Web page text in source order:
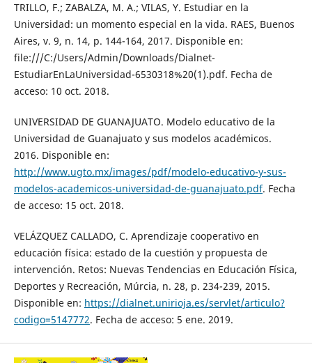
TRILLO, F.; ZABALZA, M. A.; VILAS, Y. Estudiar en la
Universidad: un momento especial en la vida. RAES, Buenos
Aires, v. 9, n. 14, p. 144-164, 2017. Disponible en:
file:///C:/Users/Admin/Downloads/Dialnet-
EstudiarEnLaUniversidad-6530318%20(1).pdf. Fecha de
acceso: 10 oct. 2018.
UNIVERSIDAD DE GUANAJUATO. Modelo educativo de la
Universidad de Guanajuato y sus modelos académicos.
2016. Disponible en:
http://www.ugto.mx/images/pdf/modelo-educativo-y-sus-
modelos-academicos-universidad-de-guanajuato.pdf. Fecha
de acceso: 15 oct. 2018.
VELÁZQUEZ CALLADO, C. Aprendizaje cooperativo en
educación física: estado de la cuestión y propuesta de
intervención. Retos: Nuevas Tendencias en Educación Física,
Deportes y Recreación, Múrcia, n. 28, p. 234-239, 2015.
Disponible en: https://dialnet.unirioja.es/servlet/articulo?
codigo=5147772. Fecha de acceso: 5 ene. 2019.